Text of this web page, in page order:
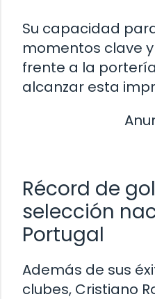
Su capacidad
momentos clave
frente a la
alcanzar esta
Récord de
selección
Portugal
Además de sus
clubes, Cristiano